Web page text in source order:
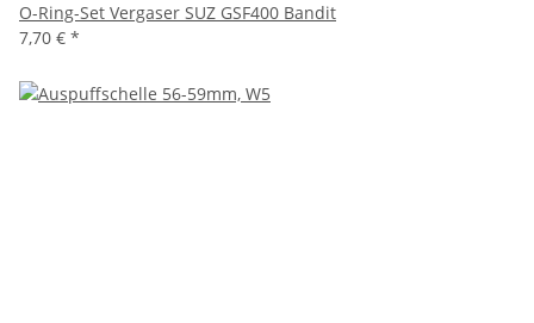
O-Ring-Set Vergaser SUZ GSF400 Bandit
7,70 € *